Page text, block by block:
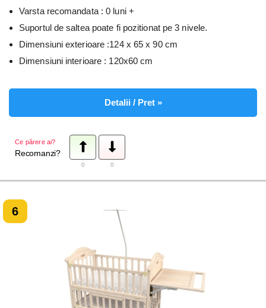
Varsta recomandata : 0 luni +
Suportul de saltea poate fi pozitionat pe 3 nivele.
Dimensiuni exterioare :124 x 65 x 90 cm
Dimensiuni interioare : 120x60 cm
Detalii / Pret »
Ce părere ai?
Recomanzi?
0 0
6